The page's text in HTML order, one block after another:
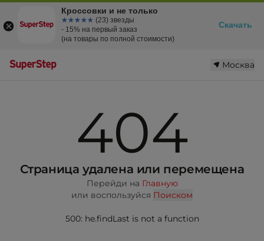
Москва
404
Страница удалена или перемещена
Перейди на Главную
или воспользуйся Поиском
500: he.findLast is not a function
Кроссовки и не только
☆☆☆☆☆
★★★★★ (23) звезды
- 15% на первый заказ
(на товары по полной стоимости)
Скачать